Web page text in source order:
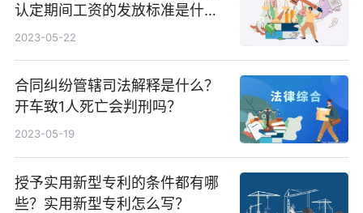
认定期间工资的发放标准是什
么？
2023-05-22
合同纠纷管辖司法解释是什么？
开车致1人死亡会判刑吗？
2023-05-19
授予实用新型专利的条件都有哪
些？实用新型专利怎么写？